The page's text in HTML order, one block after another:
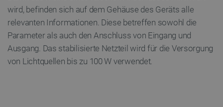
wird, befinden sich auf dem Gehäuse des Geräts alle
relevanten Informationen. Diese betreffen sowohl die
Parameter als auch den Anschluss von Eingang und
Ausgang. Das stabilisierte Netzteil wird für die Versorgung
von Lichtquellen bis zu 100 W verwendet.
Datenschutzerklärung von Google